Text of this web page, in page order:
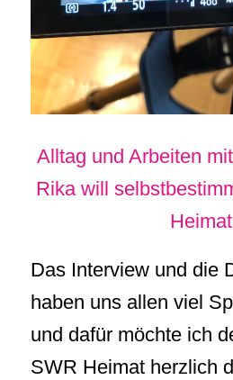
Alltag und Arbeiten
Rika will
Heimat
Das Interview und die
haben uns allen viel
und dafür möchte ich
SWR Heimat herzlich